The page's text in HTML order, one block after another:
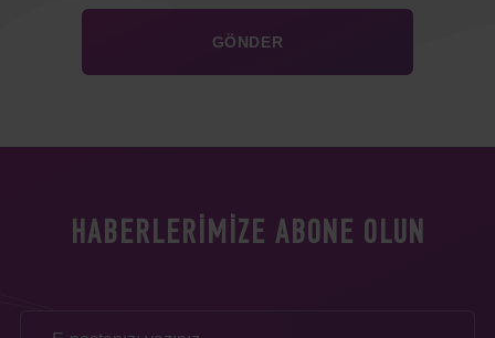
HABERLERIMIZE ABONE OLUN